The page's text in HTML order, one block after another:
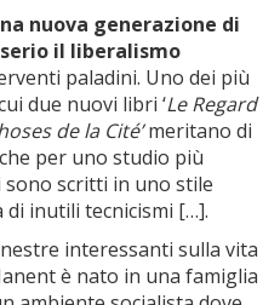
nuova generazione di
il liberalismo
paladini. Uno dei più
due nuovi libri ‘Le Regard
de la Cité’meritano di
per uno studio più
scritti in uno stile
inutili tecnicismi […].
interessanti sulla vita
è nato in una famiglia